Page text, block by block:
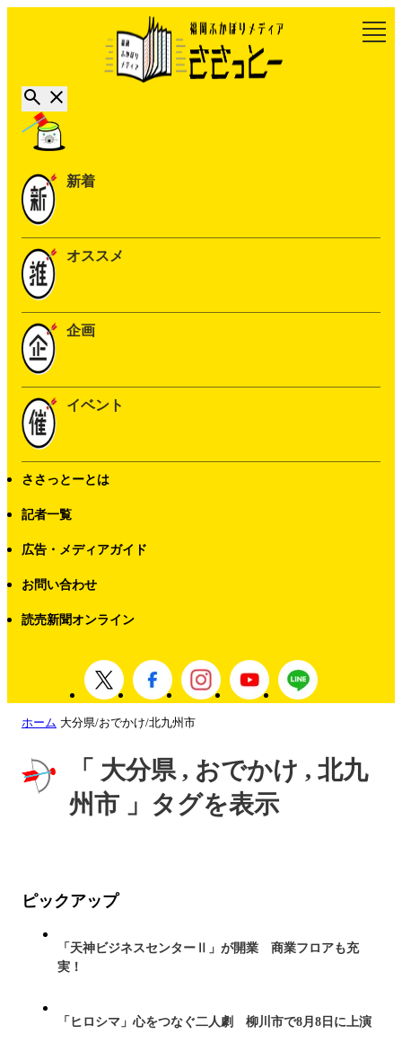
新着
オススメ
企画
イベント
ささっとーとは
記者一覧
広告・メディアガイド
お問い合わせ
読売新聞オンライン
ホーム 大分県/おでかけ/北九州市
「 大分県 , おでかけ , 北九
州市 」タグを表示
ピックアップ
「天神ビジネスセンターⅡ」が開業 商業フロアも充
実！
「ヒロシマ」心をつなぐ二人劇 柳川市で8月8日に上演